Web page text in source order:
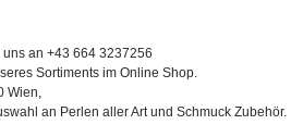
an +43 664 3237256
Sortiments im Online Shop.
Wien,
an Perlen aller Art und Schmuck Zubehör.